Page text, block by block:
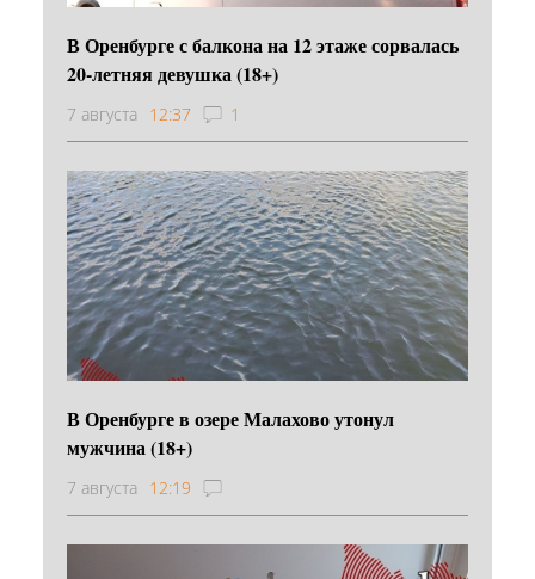
В Оренбурге с балкона на 12 этаже сорвалась
20-летняя девушка (18+)
7 августа 12:37 1
В Оренбурге в озере Малахово утонул
мужчина (18+)
7 августа 12:19